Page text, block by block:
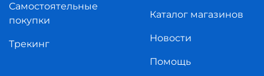
Самостоятельные
покупки
Трекинг
Каталог магазинов
Новости
Помощь